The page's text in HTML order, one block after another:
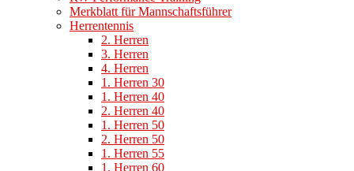
Merkblatt für Mannschaftsführer
Herrentennis
2. Herren
3. Herren
4. Herren
1. Herren 30
1. Herren 40
2. Herren 40
1. Herren 50
2. Herren 50
1. Herren 55
1. Herren 60